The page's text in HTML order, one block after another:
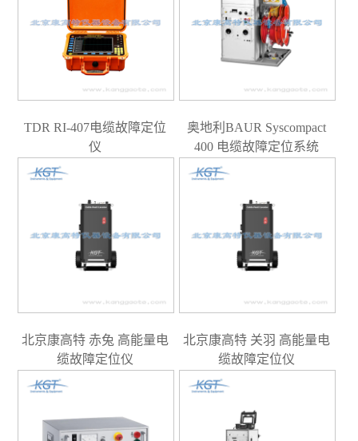
TDR RI-407电缆故障定位
仪
奥地利BAUR Syscompact
400 电缆故障定位系统
北京康高特 赤兔 高能量电
缆故障定位仪
北京康高特 关羽 高能量电
缆故障定位仪